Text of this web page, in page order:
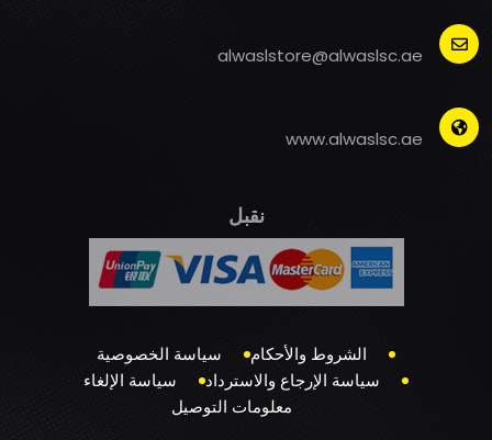
alwaslstore@alwaslsc.ae
www.alwaslsc.ae
نقبل
الشروط والأحكام
سياسة الخصوصية
سياسة الإرجاع والاسترداد
سياسة الإلغاء
معلومات التوصيل